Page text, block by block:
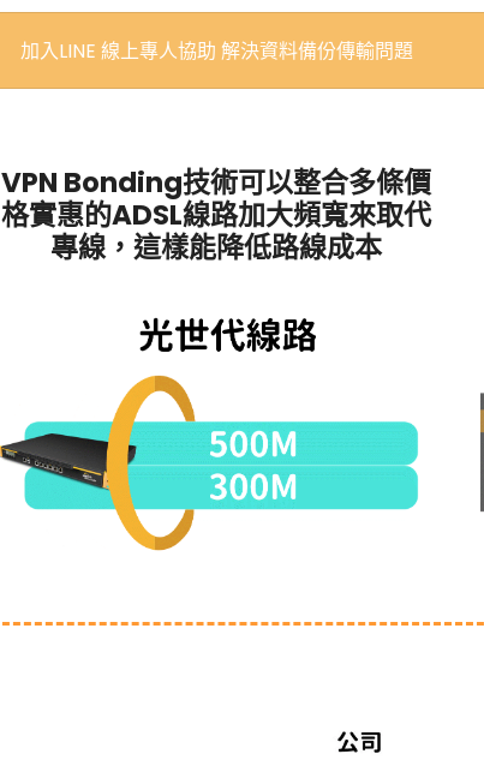
加入LINE 線上專人協助 解決資料備份傳輸問題
VPN Bonding技術可以整合多條價
格實惠的ADSL線路加大頻寬來取代
專線，這樣能降低路線成本